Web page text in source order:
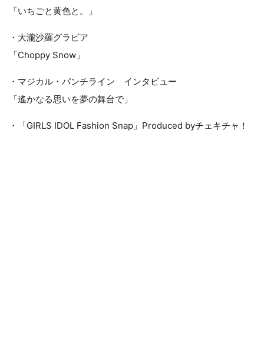
「いちごと黄色と。」
・大瀧沙羅グラビア
「Choppy Snow」
・マジカル・パンチライン インタビュー
「遙かなる思いを夢の舞台で」
・「GIRLS IDOL Fashion Snap」Produced byチェキチャ！